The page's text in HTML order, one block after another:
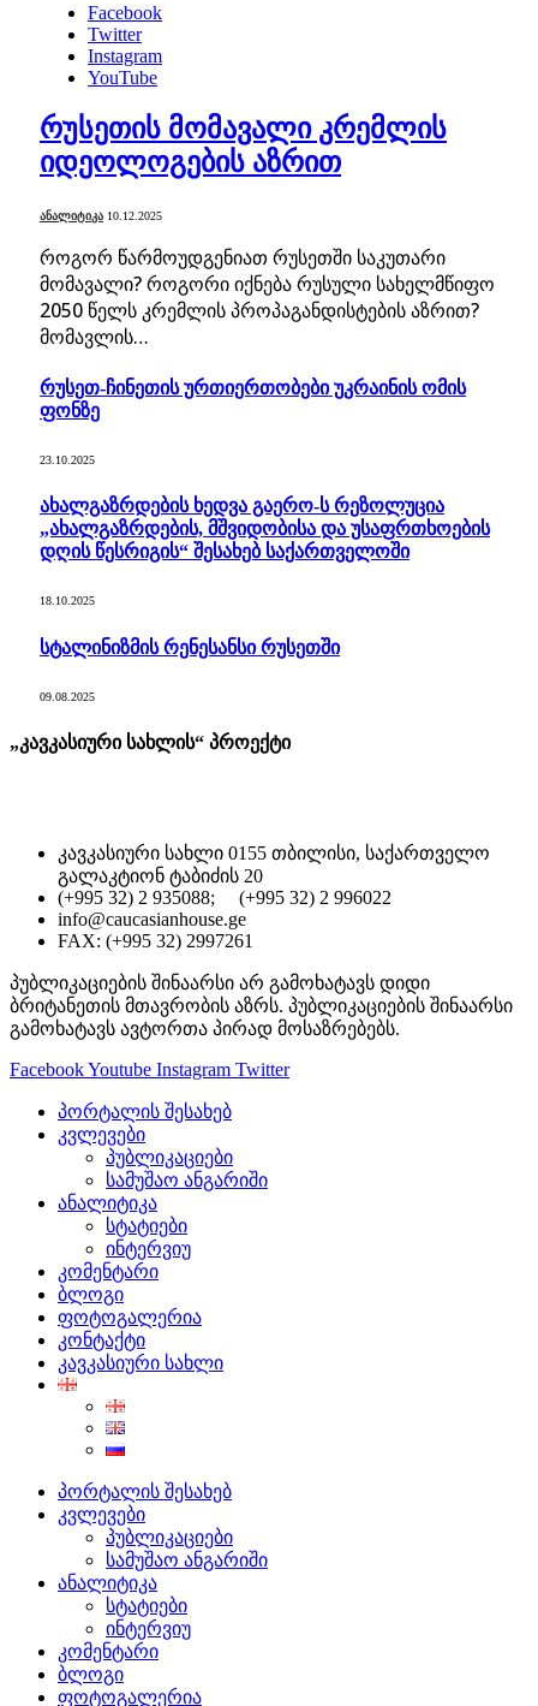
Facebook
Twitter
Instagram
YouTube
რუსეთის მომავალი კრემლის
იდეოლოგების აზრით
ᲐᲜᲐᲚᲘᲢᲘᲙᲐ 10.12.2025
როგორ წარმოუდგენიათ რუსეთში საკუთარი
მომავალი? როგორი იქნება რუსული სახელმწიფო
2050 წელს კრემლის პროპაგანდისტების აზრით?
მომავლის…
რუსეთ-ჩინეთის ურთიერთობები უკრაინის ომის
ფონზე
23.10.2025
ახალგაზრდების ხედვა გაერო-ს რეზოლუცია
„ახალგაზრდების, მშვიდობისა და უსაფრთხოების
დღის წესრიგის“ შესახებ საქართველოში
18.10.2025
სტალინიზმის რენესანსი რუსეთში
09.08.2025
„კავკასიური სახლის“ პროექტი
კავკასიური სახლი 0155 თბილისი, საქართველო
გალაკტიონ ტაბიძის 20
(+995 32) 2 935088; (+995 32) 2 996022
info@caucasianhouse.ge
FAX: (+995 32) 2997261
პუბლიკაციების შინაარსი არ გამოხატავს დიდი
ბრიტანეთის მთავრობის აზრს. პუბლიკაციების შინაარსი
გამოხატავს ავტორთა პირად მოსაზრებებს.
FacebookYoutube Instagram Twitter
პორტალის შესახებ
კვლევები
პუბლიკაციები
სამუშაო ანგარიში
ანალიტიკა
სტატიები
ინტერვიუ
კომენტარი
ბლოგი
ფოტოგალერია
კონტაქტი
კავკასიური სახლი
პორტალის შესახებ
კვლევები
პუბლიკაციები
სამუშაო ანგარიში
ანალიტიკა
სტატიები
ინტერვიუ
კომენტარი
ბლოგი
ფოტოგალერია